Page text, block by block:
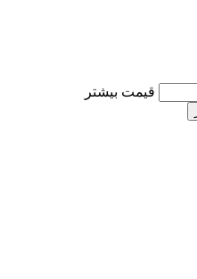
قیمت بیشتر